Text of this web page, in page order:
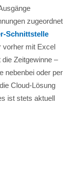
zugeordnet
Schnittstelle
vorher mit Excel
Zeitgewinne –
nebenbei oder per
Cloud-Lösung
ist stets aktuell